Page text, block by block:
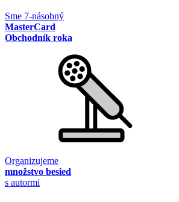
Sme 7-násobný
MasterCard
Obchodník roka
Organizujeme
množstvo besied
s autormi